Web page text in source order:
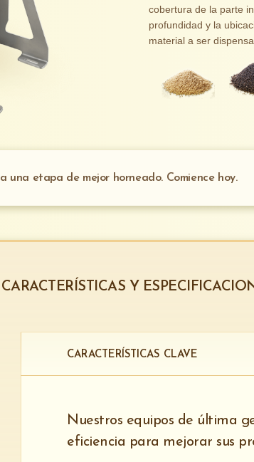
cobertura de la parte
profundidad y la
material a ser
una etapa de mejor horneado. Comience hoy.
CARACTERÍSTICAS Y
CARACTERÍSTICAS CLAVE
Nuestros equipos de última
eficiencia para mejorar sus